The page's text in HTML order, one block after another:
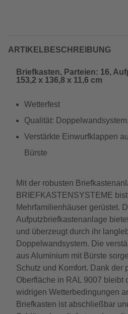
ARTIKELBESCHREIBUNG
Briefkasten, Parteien: 16,
153,2 x 136,8 x 11,6 cm
Wetterfest
Qualität:
Verstärkte Einwurfklappen
Bürste
Mit der robusten
BRIEFKASTENSYSTEME
Mehrfamilienhäuser gerüstet.
Aufputzbriefkastenanlage
und überzeugt durch ihr
Doppelwandsystem. Die
aus Aluminium mit Bürste
Schutz und Komfort. Dank der
Oberfläche in RAL 9007 bleibt
widrigen Wetterbedingungen
Briefkasten ist abschließbar